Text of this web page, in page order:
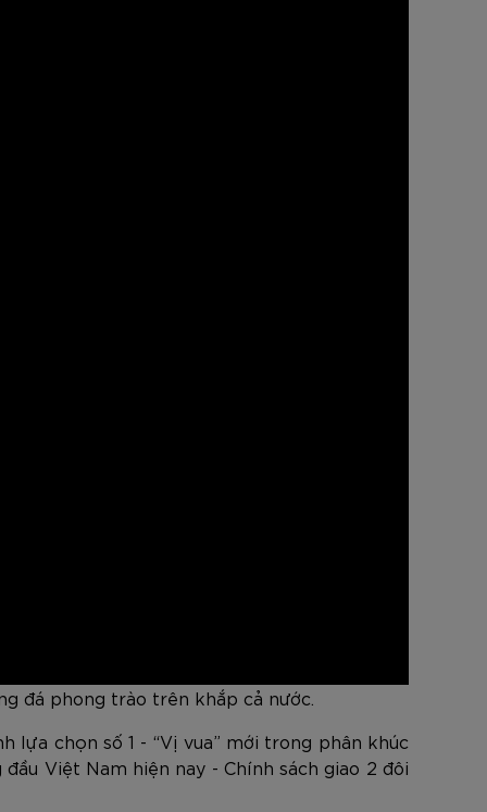
đá phong trào trên khắp cả nước.
lựa chọn số 1 - “Vị vua” mới trong phân khúc
Việt Nam hiện nay - Chính sách giao 2 đôi